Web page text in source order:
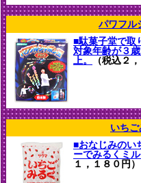
パワフル
■駄菓子堂で取
対象年齢が３
上。
（税込２
いちご
■おなじみのい
ーでみるくミ
１，１８０円）